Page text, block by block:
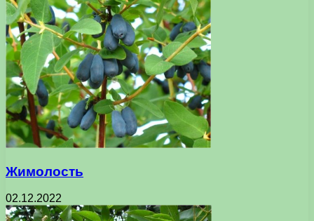
Жимолость
02.12.2022